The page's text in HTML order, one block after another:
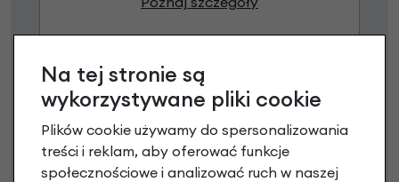
Niniejsza propozycja nie stanowi oferty w rozumieniu art.
66 Kodeksu Cywilnego. Ostateczna decyzja o warunkach
i przyznaniu kredytu zostanie podjęta po ocenie
zdolności kredytowej.
Na tej stronie są
wykorzystywane pliki cookie
Plików cookie używamy do spersonalizowania
treści i reklam, aby oferować funkcje
społecznościowe i analizować ruch w naszej